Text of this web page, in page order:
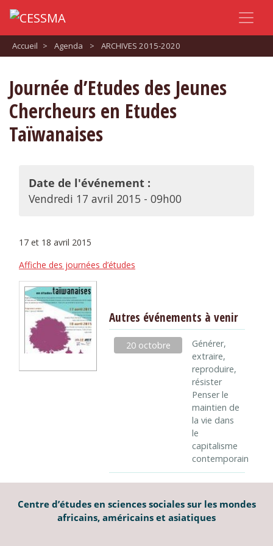
Accueil > Agenda > ARCHIVES 2015-2020
Journée d’Etudes des Jeunes
Chercheurs en Etudes
Taïwanaises
Date de l'événement :
Vendredi 17 avril 2015 - 09h00
17 et 18 avril 2015
Affiche des journées d’études
Autres événements à venir
20 octobre
Générer,
extraire,
reproduire,
résister
Penser le
maintien de
la vie dans
le
capitalisme
contemporain
Centre d’études en sciences sociales sur les mondes
africains, américains et asiatiques